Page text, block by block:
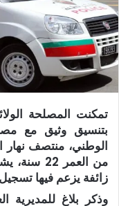
تمكنت المصلحة
بتنسيق وثيق مع
الوطني، منتصف
من العمر
زائفة يزعم فيها
وذكر بلاغ للمديرية